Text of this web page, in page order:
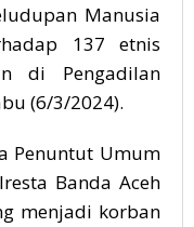
Manusia
137 etnis
di Pengadilan
(6/3/2024).
Penuntut Umum
Banda Aceh
menjadi korban